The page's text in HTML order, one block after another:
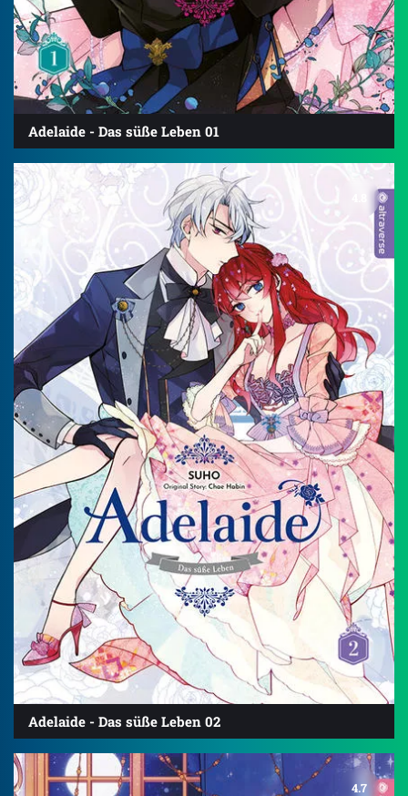
Adelaide - Das süße Leben 01
Adelaide - Das süße Leben 02
4.7